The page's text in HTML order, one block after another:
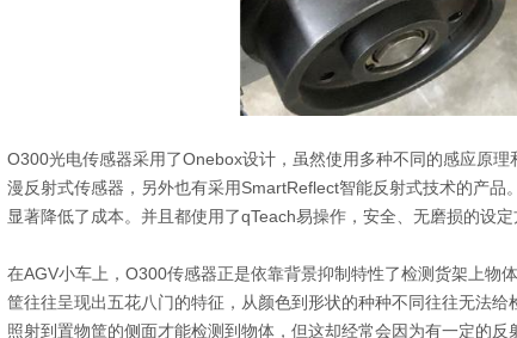
O300光电传感器采用了Onebox设计，虽然使用多种不同的感应原
漫反射式传感器，另外也有采用SmartReflect智能反射式技术的产
显著降低了成本。并且都使用了qTeach易操作，安全、无磨损的设
在AGV小车上，O300传感器正是依靠背景抑制特性了检测货架上物
筐往往呈现出五花八门的特征，从颜色到形状的种种不同往往无法
照射到置物筐的侧面才能检测到物体，但这却经常会因为有一定的